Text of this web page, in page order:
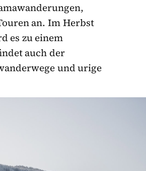
an. Im Herbst
es zu einem
auch der
und urige